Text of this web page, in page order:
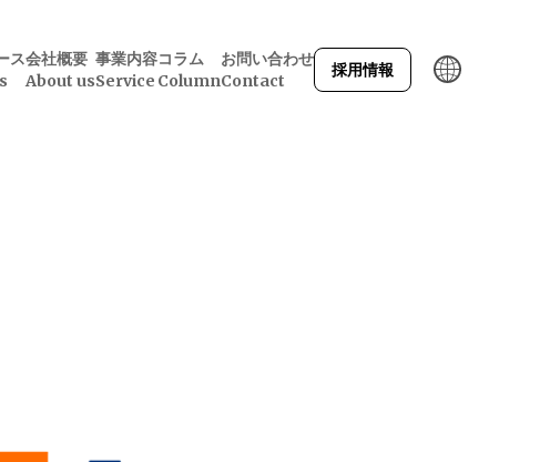
ス会社概要
About us
事業内容
Service
コラム
Column
お問い合わせ
Contact
採用情報